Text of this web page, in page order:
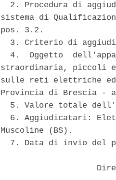
2. Procedura di
sistema di
pos. 3.2.
3. Criterio di
4.  Oggetto
straordinaria, piccoli
sulle reti elettriche
Provincia di Brescia -
5. Valore totale
6. Aggiudicatari:
Muscoline (BS).
7. Data di invio del